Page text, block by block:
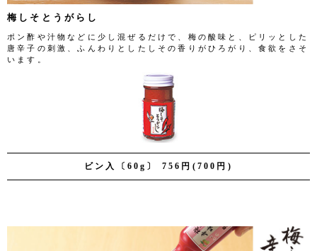
ビン入〔60g〕 756円(700円)
梅しそとうがらし
ポン酢や汁物などに少し混ぜるだけで、梅の酸味と、ピリッとした
唐辛子の刺激、ふんわりとしたしその香りがひろがり、食欲をさそ
います。